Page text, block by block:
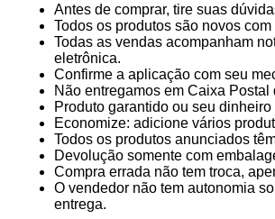
Antes de comprar, tire suas
Todos os produtos são novos com
Todas as vendas acompanham
eletrônica.
Confirme a aplicação com seu
Não entregamos em Caixa Postal
Produto garantido ou seu dinheiro
Economize: adicione vários
Todos os produtos anunciados
Devolução somente com
Compra errada não tem troca,
O vendedor não tem autonomia
entrega.